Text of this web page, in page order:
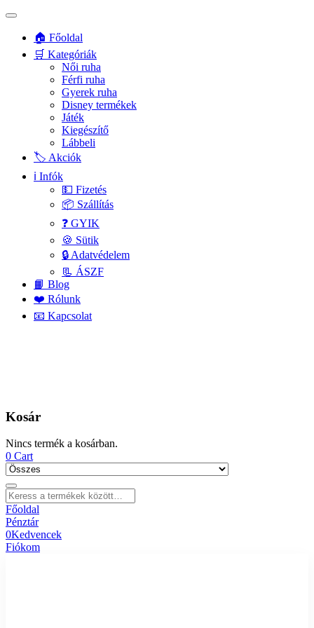
🏠 Főoldal
🛒 Kategóriák
Női ruha
Férfi ruha
Gyerek ruha
Disney termékek
Játék
Kiegészítő
Lábbeli
🏷️ Akciók
ℹ️ Infók
💵 Fizetés
📦 Szállítás
❓ GYIK
🍪 Sütik
🔒 Adatvédelem
📃 ÁSZF
📙 Blog
❤️ Rólunk
📧 Kapcsolat
Kosár
Nincs termék a kosárban.
0 Cart
Főoldal
Pénztár
0Kedvencek
Fiókom